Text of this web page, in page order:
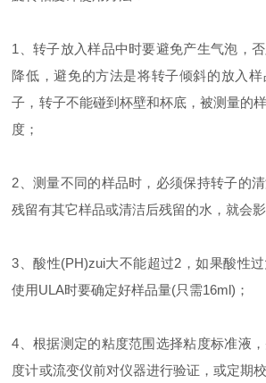
1、转子放入样品中时要避免产生气泡，
降低，避免的方法是将转子倾斜的放入
子，转子不能碰到杯壁和杯底，被测量的
度；
2、测量不同的样品时，必须保持转子的
残留有其它样品或清洁后残留的水，就会
3、酸性(PH)zui大不能超过2，如果酸性
使用ULA时要确定好样品量(只需16ml)；
4、根据测定的粘度范围选择粘度标准液
度计或流变仪前对仪器进行验证，或定期